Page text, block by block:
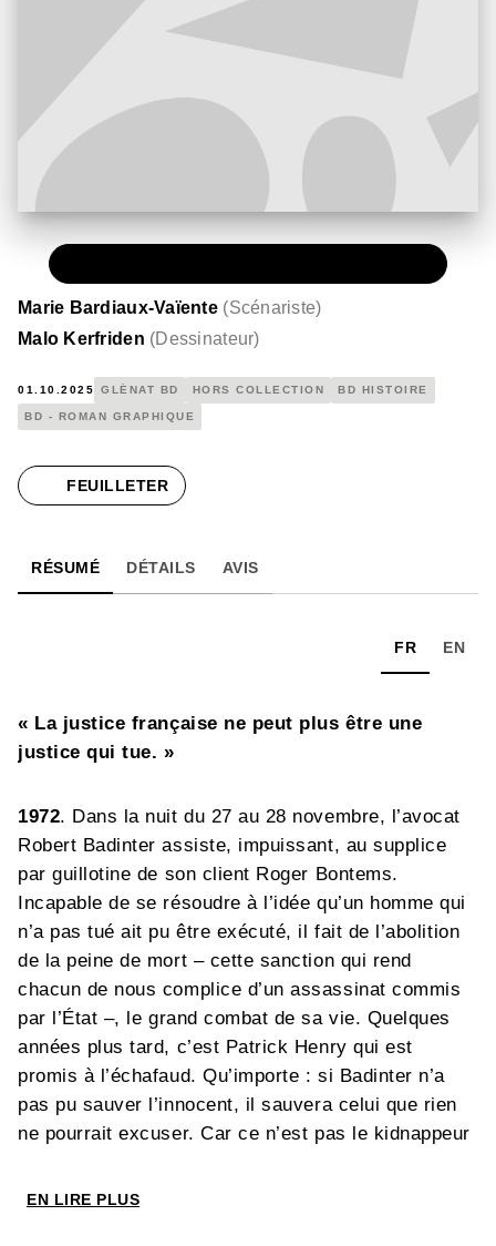
Marie Bardiaux-Vaïente (Scénariste)
Malo Kerfriden (Dessinateur)
01.10.2025 GLÉNAT BD HORS COLLECTION BD HISTOIRE
BD - ROMAN GRAPHIQUE
FEUILLETER
RÉSUMÉ DÉTAILS AVIS
FR EN
« La justice française ne peut plus être une
justice qui tue. »
1972. Dans la nuit du 27 au 28 novembre, l’avocat
Robert Badinter assiste, impuissant, au supplice
par guillotine de son client Roger Bontems.
Incapable de se résoudre à l’idée qu’un homme qui
n’a pas tué ait pu être exécuté, il fait de l’abolition
de la peine de mort – cette sanction qui rend
chacun de nous complice d’un assassinat commis
par l’État –, le grand combat de sa vie. Quelques
années plus tard, c’est Patrick Henry qui est
promis à l’échafaud. Qu’importe : si Badinter n’a
pas pu sauver l’innocent, il sauvera celui que rien
ne pourrait excuser. Car ce n’est pas le kidnappeur
sanction capitale qu’il doit éradiquer. Le procès de
EN LIRE PLUS